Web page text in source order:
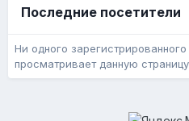
Последние посетители
Ни одного
просматривает данную страницу